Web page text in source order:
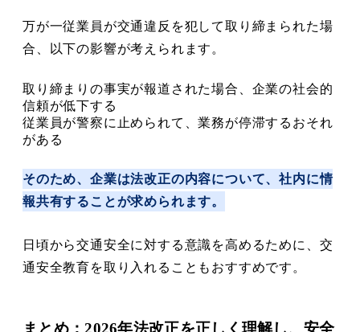
万が一従業員が交通違反を犯して取り締まられた場
合、以下の影響が考えられます。
取り締まりの事実が報道された場合、企業の社会的
信頼が低下する
従業員が警察に止められて、業務が停滞するおそれ
がある
そのため、企業は法改正の内容について、社内に情
報共有することが求められます。
日頃から交通安全に対する意識を高めるために、交
通安全教育を取り入れることもおすすめです。